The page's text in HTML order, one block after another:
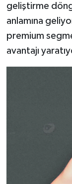
geliştirme
anlamına
premium
avantajı